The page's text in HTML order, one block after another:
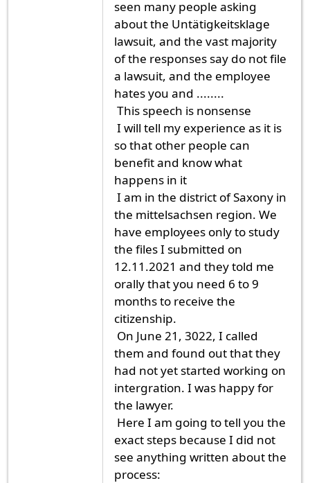
seen many people asking
about the Untätigkeitsklage
lawsuit, and the vast majority
of the responses say do not file
a lawsuit, and the employee
hates you and ........
This speech is nonsense
I will tell my experience as it is
so that other people can
benefit and know what
happens in it
I am in the district of Saxony in
the mittelsachsen region. We
have employees only to study
the files I submitted on
12.11.2021 and they told me
orally that you need 6 to 9
months to receive the
citizenship.
On June 21, 3022, I called
them and found out that they
had not yet started working on
intergration. I was happy for
the lawyer.
Here I am going to tell you the
exact steps because I did not
see anything written about the
process: